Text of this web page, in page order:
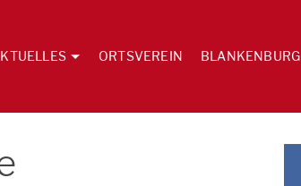
ORTSVEREIN BLANKENBURG